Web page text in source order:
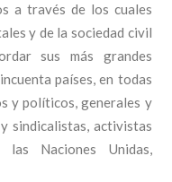
a través de los cuales
y de la sociedad civil
sus más grandes
países, en todas
y políticos, generales y
sindicalistas, activistas
Naciones Unidas,